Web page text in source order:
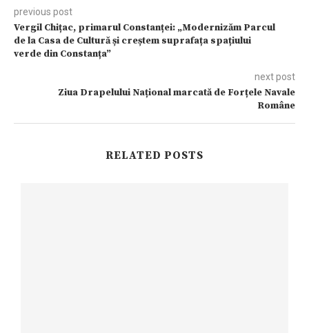
previous post
Vergil Chițac, primarul Constanței: „Modernizăm Parcul
de la Casa de Cultură și creștem suprafața spațiului
verde din Constanța”
next post
Ziua Drapelului Național marcată de Forțele Navale
Române
RELATED POSTS